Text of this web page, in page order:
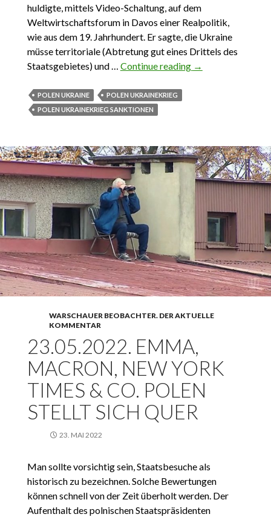
huldigte, mittels Video-Schaltung, auf dem
Weltwirtschaftsforum in Davos einer Realpolitik,
wie aus dem 19. Jahrhundert. Er sagte, die Ukraine
müsse territoriale (Abtretung gut eines Drittels des
Staatsgebietes) und … Continue reading 31.05.2022.
→
POLEN UKRAINE
POLEN UKRAINEKRIEG
POLEN UKRAINEKRIEG SANKTIONEN
WARSCHAUER BEOBACHTER. DER AKTUELLE
KOMMENTAR
23.05.2022. EMMA,
MACRON, NEW YORK
TIMES & CO. POLEN
STELLT SICH QUER
23. MAI 2022
Man sollte vorsichtig sein, Staatsbesuche als
historisch zu bezeichnen. Solche Bewertungen
können schnell von der Zeit überholt werden. Der
Aufenthalt des polnischen Staatspräsidenten